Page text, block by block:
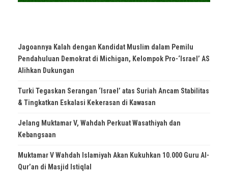
Jagoannya Kalah dengan Kandidat Muslim dalam Pemilu
Pendahuluan Demokrat di Michigan, Kelompok Pro-‘Israel’ AS
Alihkan Dukungan
Turki Tegaskan Serangan ‘Israel’ atas Suriah Ancam Stabilitas
& Tingkatkan Eskalasi Kekerasan di Kawasan
Jelang Muktamar V, Wahdah Perkuat Wasathiyah dan
Kebangsaan
Muktamar V Wahdah Islamiyah Akan Kukuhkan 10.000 Guru Al-
Qur’an di Masjid Istiqlal